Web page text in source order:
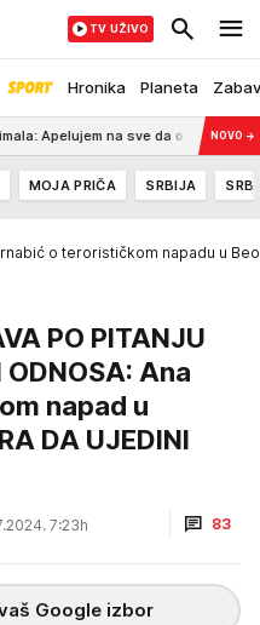
Hronika Planeta
TV UŽIVO
na sve da ovu staru stvar
NOVO →
MOJA PRIČA SRBIJA
o terorističkom napadu u
PO PITANJU
Ana
napad u
DA UJEDINI
7:23h 83
Google izbor